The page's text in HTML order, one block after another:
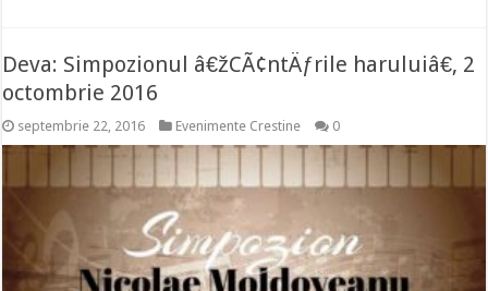
Deva: Simpozionul â€žCÃ¢ntÄƒrile haruluiâ€, 2
octombrie 2016
septembrie 22, 2016 Evenimente Crestine 0